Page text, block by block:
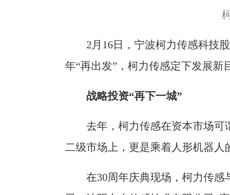
2月16日，宁波柯力传感科技股
年“再出发”，柯力传感定下发展
战略投资“再下一城”
去年，柯力传感在资本市场可
二级市场上，更是乘着人形机器人
在30周年庆典现场，柯力传感